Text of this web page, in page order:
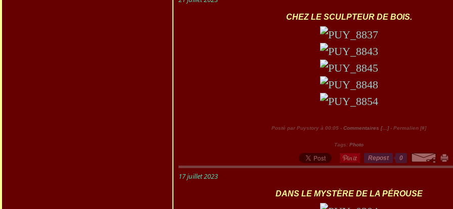
CHEZ LE SCULPTEUR DE BOIS.
Posté par Puystory à 00:05 - Commentaires [… ]- Permalien [#]
Tags: Photo
Repost 0
17 juillet 2023
DANS LE MYSTÈRE DE LA PÉROUSE